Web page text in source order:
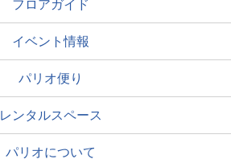
フロアガイド
イベント情報
パリオ便り
レンタルスペース
パリオについて